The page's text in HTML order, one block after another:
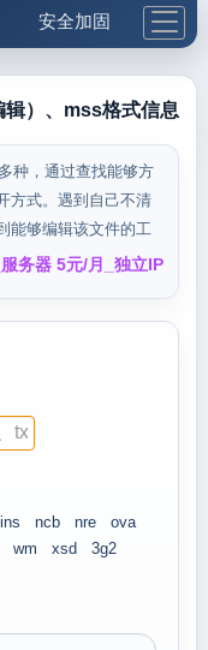
安全加固
更多工具
）、mss格式信息
种，通过查找能够方
方式。遇到自己不清
能够编辑该文件的工
务器 5元/月_独立IP
ins ncb nre
ova
wm xsd 3g2